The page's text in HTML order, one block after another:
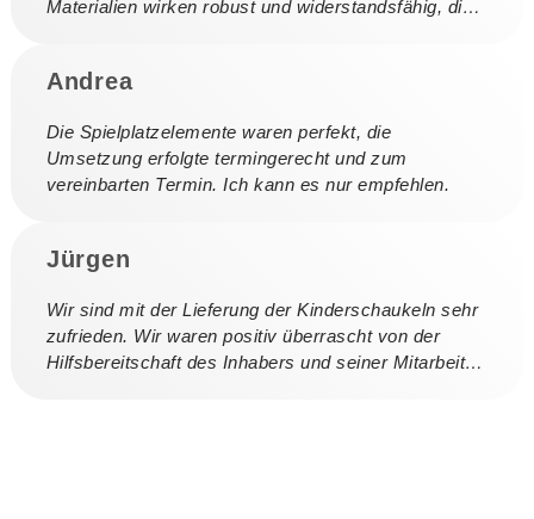
Materialien wirken robust und widerstandsfähig, die
Andrea
Die Spielplatzelemente waren perfekt, die
Umsetzung erfolgte termingerecht und zum
vereinbarten Termin. Ich kann es nur empfehlen.
Jürgen
Wir sind mit der Lieferung der Kinderschaukeln sehr
zufrieden. Wir waren positiv überrascht von der
Hilfsbereitschaft des Inhabers und seiner Mitarbeiter.